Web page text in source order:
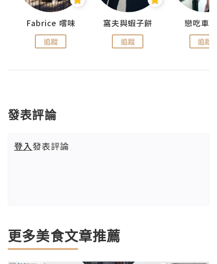
Fabrice 嚐味
追蹤
窩夫與蝦子餅
追蹤
戀吃車
追蹤
發表評論
登入發表評論
更多美食文章推薦